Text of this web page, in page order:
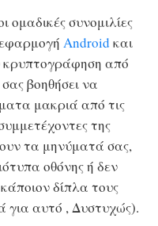
ομαδικές συνομιλίες
Android και
κρυπτογράφηση από
βοηθήσει να
μακριά από τις
της
τα μηνύματά σας,
οθόνης ή δεν
δίπλα τους
για αυτό , Δυστυχώς).